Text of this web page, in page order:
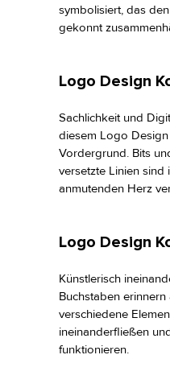
symbolisiert, das
gekonnt
Logo Design
Sachlichkeit und
diesem Logo
Vordergrund. Bits
versetzte Linien sind
anmutenden Herz
Logo Design
Künstlerisch
Buchstaben
verschiedene
ineinanderfließen
funktionieren.